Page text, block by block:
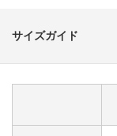
サイズガイド